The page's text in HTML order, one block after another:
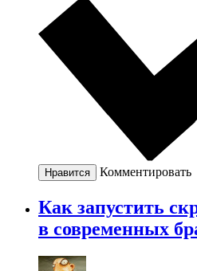
Нравится Комментировать
Как запустить
в современных